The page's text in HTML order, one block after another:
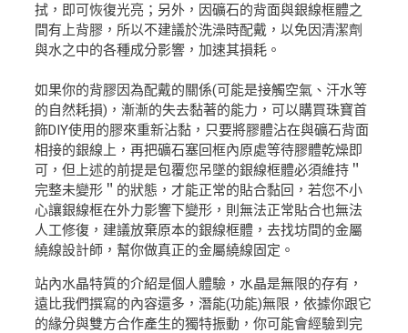
拭，即可恢復光亮；另外，因礦石的背面與銀線框體之
間有上背膠，所以不建議於洗澡時配戴，以免因清潔劑
與水之中的各種成分影響，加速其損耗。
如果你的背膠因為配戴的關係(可能是接觸空氣、汗水等
的自然耗損)，漸漸的失去黏著的能力，可以購買珠寶首
飾DIY使用的膠來重新沾黏，只要將膠體沾在與礦石背面
相接的銀線上，再把礦石塞回框內原處等待膠體乾燥即
可，但上述的前提是包覆您吊墜的銀線框體必須維持＂
完整未變形＂的狀態，才能正常的貼合黏回，若您不小
心讓銀線框在外力影響下變形，則無法正常貼合也無法
人工修復，建議放棄原本的銀線框體，去找坊間的金屬
繞線設計師，幫你做真正的金屬繞線固定。
站內水晶特質的介紹是個人體驗，水晶是無限的存有，
遠比我們撰寫的內容還多，潛能(功能)無限，依據你跟它
的緣分與雙方合作產生的獨特振動，你可能會經驗到完